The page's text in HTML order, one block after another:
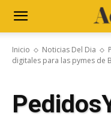
Inicio Noticias Del Dia
digitales para las pymes de